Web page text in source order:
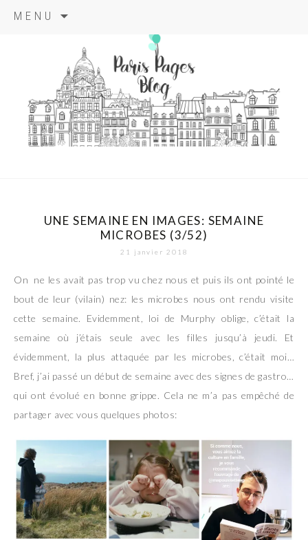
MENU
principal
paris pages
blog
UNE SEMAINE EN IMAGES: SEMAINE
MICROBES (3/52)
21 janvier 2018
On ne les avait pas trop vu chez nous et puis ils ont pointé le
bout de leur (vilain) nez: les microbes nous ont rendu visite
cette semaine. Evidemment, loi de Murphy oblige, c’était la
semaine où j’étais seule avec les filles jusqu’à jeudi. Et
évidemment, la plus attaquée par les microbes, c’était moi…
Bref, j’ai passé un début de semaine avec des signes de gastro…
qui ont évolué en bonne grippe. Cela ne m’a pas empêché de
partager avec vous quelques photos: